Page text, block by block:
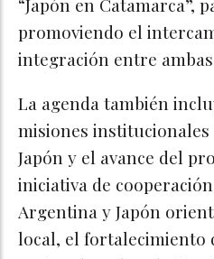
promoviendo el
integración entre
La agenda también
misiones institucionales
Japón y el avance del
iniciativa de
Argentina y Japón
local, el fortalecimiento